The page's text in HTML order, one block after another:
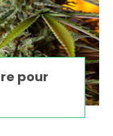
pour